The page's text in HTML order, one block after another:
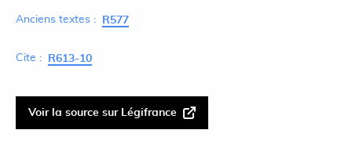
Anciens textes : R577
Cite : R613-10
Voir la source sur Légifrance